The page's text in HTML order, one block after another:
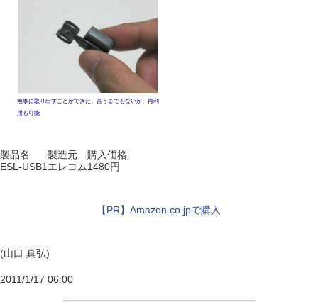
無事に取り出すことができた。言うまでもないが、再利
用も可能
製品名 製造元
購入価格
ESL-USB1 エレコム1480円
【PR】Amazon.co.jpで購入
(山口 真弘)
2011/1/17 06:00